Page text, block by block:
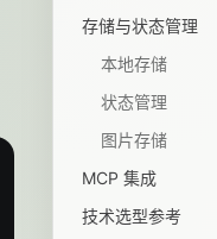
存储与状态管理
本地存储
状态管理
图片存储
MCP 集成
技术选型参考